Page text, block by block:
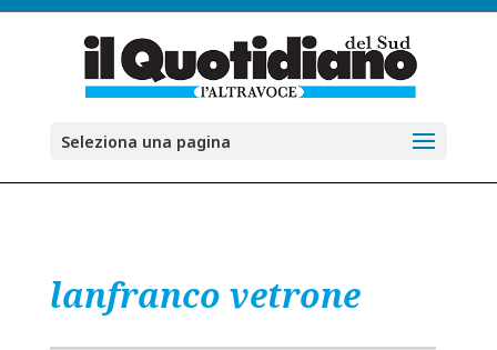
Seleziona una pagina
lanfranco vetrone